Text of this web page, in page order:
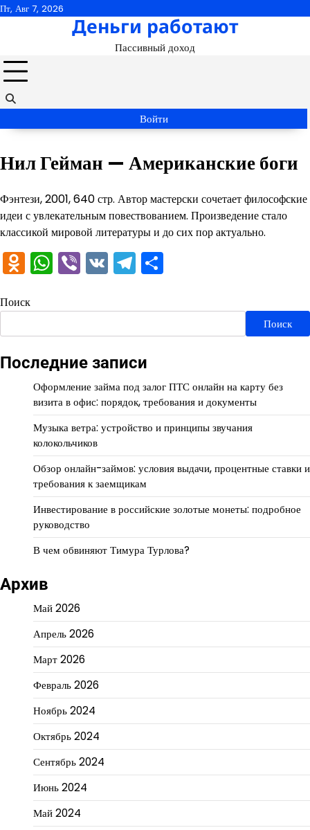
Перейти
Пт, Авг 7, 2026
Деньги работают
Пассивный доход
Войти
Нил Гейман — Американские боги
Фэнтези, 2001, 640 стр. Автор мастерски сочетает философские
идеи с увлекательным повествованием. Произведение стало
классикой мировой литературы и до сих пор актуально.
Odnoklassniki
WhatsApp
Viber
VKTelegram
Поиск
Поиск
Последние записи
Оформление займа под залог ПТС онлайн на карту без
визита в офис: порядок, требования и документы
Музыка ветра: устройство и принципы звучания
колокольчиков
Обзор онлайн-займов: условия выдачи, процентные ставки и
требования к заемщикам
Инвестирование в российские золотые монеты: подробное
руководство
В чем обвиняют Тимура Турлова?
Архив
Май 2026
Апрель 2026
Март 2026
Февраль 2026
Ноябрь 2024
Октябрь 2024
Сентябрь 2024
Июнь 2024
Май 2024